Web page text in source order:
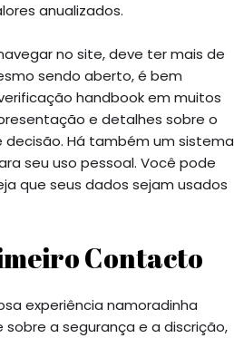
anualizados.
no site, deve ter mais de
sendo aberto, é bem
handbook em muitos
e detalhes sobre o
Há também um sistema
seu uso pessoal. Você pode
que seus dados sejam usados
Contacto
experiência namoradinha
a segurança e a discrição,